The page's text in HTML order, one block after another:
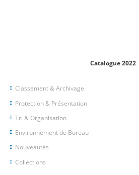
Catalogue 2022
Classement & Archivage
Protection & Présentation
Tri & Organisation
Environnement de Bureau
Nouveautés
Collections